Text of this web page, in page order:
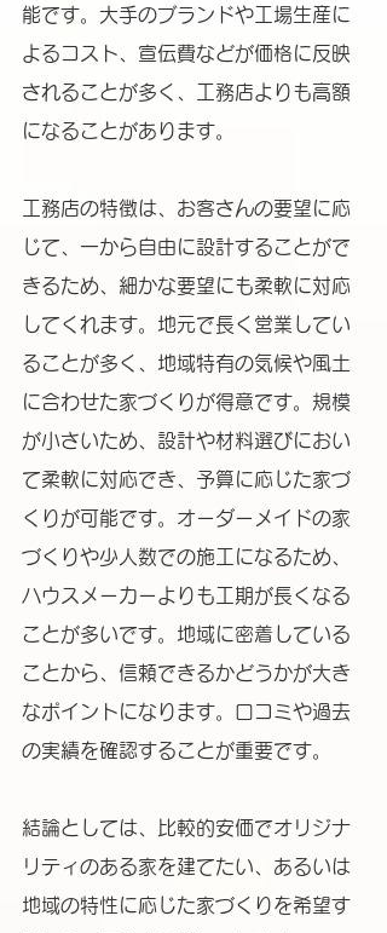
能です。大手のブランドや工場生産に
よるコスト、宣伝費などが価格に反映
されることが多く、工務店よりも高額
になることがあります。
工務店の特徴は、お客さんの要望に応
じて、一から自由に設計することがで
きるため、細かな要望にも柔軟に対応
してくれます。地元で長く営業してい
ることが多く、地域特有の気候や風土
に合わせた家づくりが得意です。規模
が小さいため、設計や材料選びにおい
て柔軟に対応でき、予算に応じた家づ
くりが可能です。オーダーメイドの家
づくりや少人数での施工になるため、
ハウスメーカーよりも工期が長くなる
ことが多いです。地域に密着している
ことから、信頼できるかどうかが大き
なポイントになります。口コミや過去
の実績を確認することが重要です。
結論としては、比較的安価でオリジナ
リティのある家を建てたい、あるいは
地域の特性に応じた家づくりを希望す